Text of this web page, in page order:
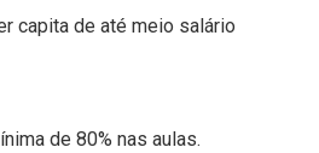
capita de até meio salário
de 80% nas aulas.